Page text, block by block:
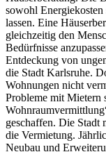
sowohl Energiekosten
lassen. Eine
gleichzeitig den
Bedürfnisse
Entdeckung von
die Stadt Karlsruhe.
Wohnungen nicht
Probleme mit Mietern
geschaffen. Die Stadt
die Vermietung.
Neubau und